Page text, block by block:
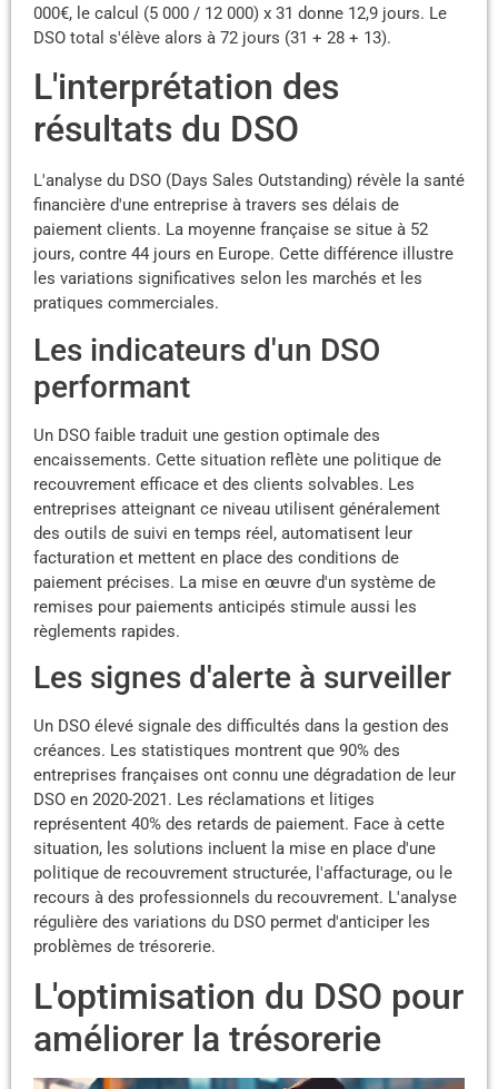
000€, le calcul (5 000 / 12 000) x 31 donne 12,9 jours. Le
DSO total s'élève alors à 72 jours (31 + 28 + 13).
L'interprétation des
résultats du DSO
L'analyse du DSO (Days Sales Outstanding) révèle la santé
financière d'une entreprise à travers ses délais de
paiement clients. La moyenne française se situe à 52
jours, contre 44 jours en Europe. Cette différence illustre
les variations significatives selon les marchés et les
pratiques commerciales.
Les indicateurs d'un DSO
performant
Un DSO faible traduit une gestion optimale des
encaissements. Cette situation reflète une politique de
recouvrement efficace et des clients solvables. Les
entreprises atteignant ce niveau utilisent généralement
des outils de suivi en temps réel, automatisent leur
facturation et mettent en place des conditions de
paiement précises. La mise en œuvre d'un système de
remises pour paiements anticipés stimule aussi les
règlements rapides.
Les signes d'alerte à surveiller
Un DSO élevé signale des difficultés dans la gestion des
créances. Les statistiques montrent que 90% des
entreprises françaises ont connu une dégradation de leur
DSO en 2020-2021. Les réclamations et litiges
représentent 40% des retards de paiement. Face à cette
situation, les solutions incluent la mise en place d'une
politique de recouvrement structurée, l'affacturage, ou le
recours à des professionnels du recouvrement. L'analyse
régulière des variations du DSO permet d'anticiper les
problèmes de trésorerie.
L'optimisation du DSO pour
améliorer la trésorerie